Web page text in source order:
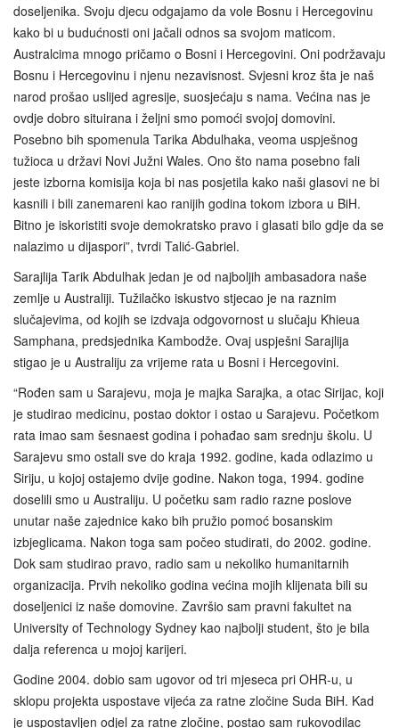
doseljenika. Svoju djecu odgajamo da vole Bosnu i Hercegovinu
kako bi u budućnosti oni jačali odnos sa svojom maticom.
Australcima mnogo pričamo o Bosni i Hercegovini. Oni podržavaju
Bosnu i Hercegovinu i njenu nezavisnost. Svjesni kroz šta je naš
narod prošao uslijed agresije, suosjećaju s nama. Većina nas je
ovdje dobro situirana i željni smo pomoći svojoj domovini.
Posebno bih spomenula Tarika Abdulhaka, veoma uspješnog
tužioca u državi Novi Južni Wales. Ono što nama posebno fali
jeste izborna komisija koja bi nas posjetila kako naši glasovi ne bi
kasnili i bili zanemareni kao ranijih godina tokom izbora u BiH.
Bitno je iskoristiti svoje demokratsko pravo i glasati bilo gdje da se
nalazimo u dijaspori”, tvrdi Talić-Gabriel.
Sarajlija Tarik Abdulhak jedan je od najboljih ambasadora naše
zemlje u Australiji. Tužilačko iskustvo stjecao je na raznim
slučajevima, od kojih se izdvaja odgovornost u slučaju Khieua
Samphana, predsjednika Kambodže. Ovaj uspješni Sarajlija
stigao je u Australiju za vrijeme rata u Bosni i Hercegovini.
“Rođen sam u Sarajevu, moja je majka Sarajka, a otac Sirijac, koji
je studirao medicinu, postao doktor i ostao u Sarajevu. Početkom
rata imao sam šesnaest godina i pohađao sam srednju školu. U
Sarajevu smo ostali sve do kraja 1992. godine, kada odlazimo u
Siriju, u kojoj ostajemo dvije godine. Nakon toga, 1994. godine
doselili smo u Australiju. U početku sam radio razne poslove
unutar naše zajednice kako bih pružio pomoć bosanskim
izbjeglicama. Nakon toga sam počeo studirati, do 2002. godine.
Dok sam studirao pravo, radio sam u nekoliko humanitarnih
organizacija. Prvih nekoliko godina većina mojih klijenata bili su
doseljenici iz naše domovine. Završio sam pravni fakultet na
University of Technology Sydney kao najbolji student, što je bila
dalja referenca u mojoj karijeri.
Godine 2004. dobio sam ugovor od tri mjeseca pri OHR-u, u
sklopu projekta uspostave vijeća za ratne zločine Suda BiH. Kad
je uspostavljen odjel za ratne zločine, postao sam rukovodilac